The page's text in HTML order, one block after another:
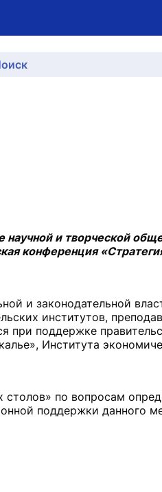
научной и творческой
конференция
и законодательной
институтов,
при поддержке
Института
по вопросам
поддержки данного